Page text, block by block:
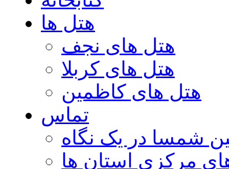
هتل ها
هتل های نجف
هتل های کربلا
هتل های کاظمین
تماس
شمسا در یک نگاه
مرکزی استان ها